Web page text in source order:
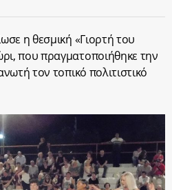
η θεσμική «Γιορτή του
που πραγματοποιήθηκε την
τον τοπικό πολιτιστικό